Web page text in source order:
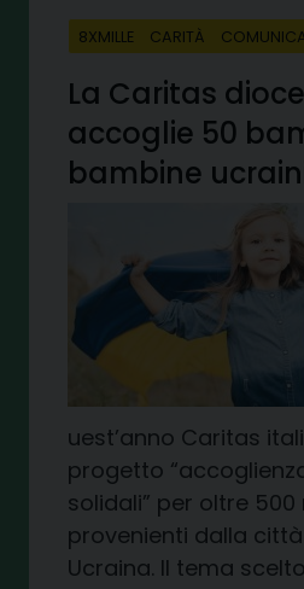
8XMILLE CARITÀ
La Caritas
accoglie 50
bambine
uest’anno Caritas
progetto
solidali” per oltre 500
provenienti dalla
Ucraina. Il tema